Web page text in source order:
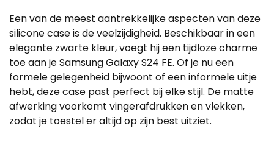
Een van de meest aantrekkelijke aspecten van deze
silicone case is de veelzijdigheid. Beschikbaar in een
elegante zwarte kleur, voegt hij een tijdloze charme
toe aan je Samsung Galaxy S24 FE. Of je nu een
formele gelegenheid bijwoont of een informele uitje
hebt, deze case past perfect bij elke stijl. De matte
afwerking voorkomt vingerafdrukken en vlekken,
zodat je toestel er altijd op zijn best uitziet.